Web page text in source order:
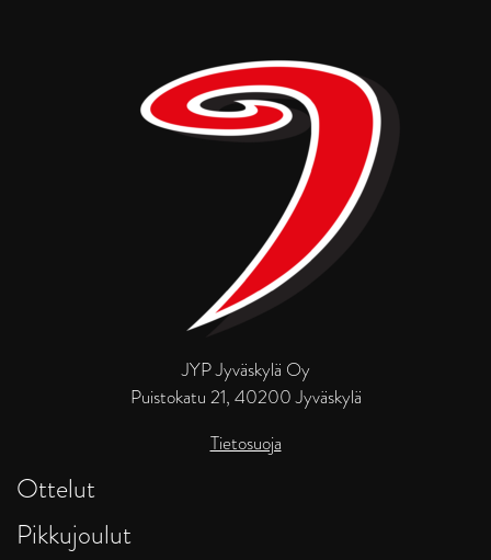
JYP Jyväskylä Oy
Puistokatu 21, 40200 Jyväskylä
Tietosuoja
Ottelut
Pikkujoulut